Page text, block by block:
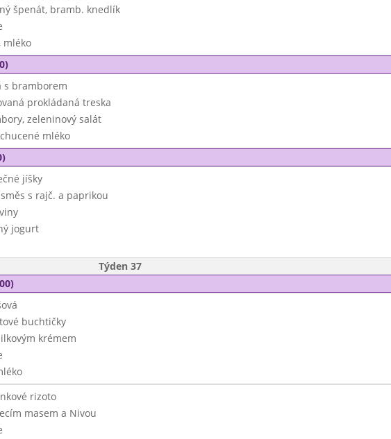
špenát, bramb. knedlík
mléko
s bramborem
prokládaná treska
zeleninový salát
mléko
jíšky
s rajč. a paprikou
jogurt
Týden 37
buchtičky
krémem
rizoto
masem a Nivou